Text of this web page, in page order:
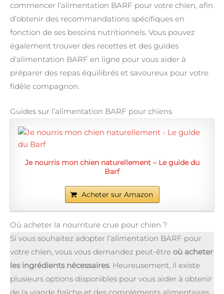
commencer l’alimentation BARF pour votre chien, afin
d’obtenir des recommandations spécifiques en
fonction de ses besoins nutritionnels. Vous pouvez
également trouver des recettes et des guides
d’alimentation BARF en ligne pour vous aider à
préparer des repas équilibrés et savoureux pour votre
fidèle compagnon.
Guides sur l’alimentation BARF pour chiens
Je nourris mon chien naturellement – Le guide du
Barf
Acheter sur Amazon
Où acheter la nourriture crue pour chien ?
Si vous souhaitez adopter l’alimentation BARF pour
votre chien, vous vous demandez peut-être où acheter
les ingrédients nécessaires. Heureusement, il existe
plusieurs options disponibles pour vous aider à obtenir